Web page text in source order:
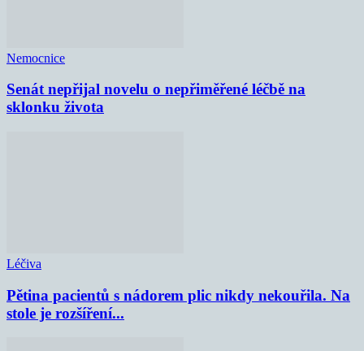
Nemocnice
Senát nepřijal novelu o nepřiměřené léčbě na
sklonku života
Léčiva
Pětina pacientů s nádorem plic nikdy nekouřila. Na
stole je rozšíření...